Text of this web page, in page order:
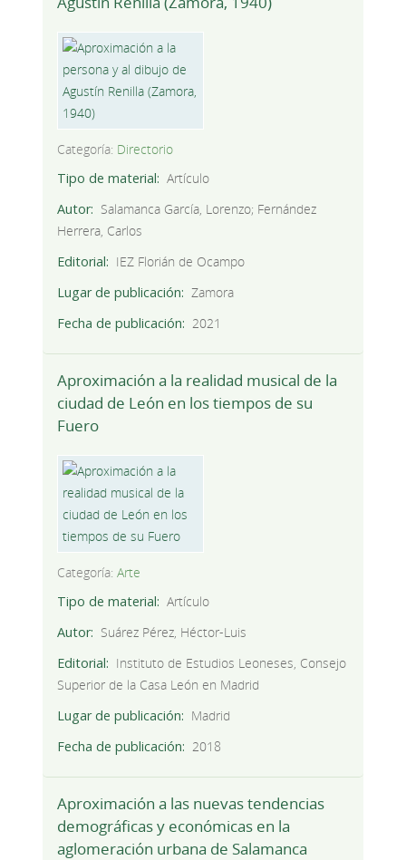
Categoría: Directorio
Tipo de material
Artículo
Autor
Salamanca García, Lorenzo; Fernández
Herrera, Carlos
Editorial
IEZ Florián de Ocampo
Lugar de publicación
Zamora
Fecha de publicación
2021
Aproximación a la realidad musical de la
ciudad de León en los tiempos de su
Fuero
Categoría: Arte
Tipo de material
Artículo
Autor
Suárez Pérez, Héctor-Luis
Editorial
Instituto de Estudios Leoneses, Consejo
Superior de la Casa León en Madrid
Lugar de publicación
Madrid
Fecha de publicación
2018
Aproximación a las nuevas tendencias
demográficas y económicas en la
aglomeración urbana de Salamanca